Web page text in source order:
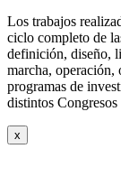
Los trabajos
ciclo completo de
definición, diseño,
marcha,
programas de
distintos
x